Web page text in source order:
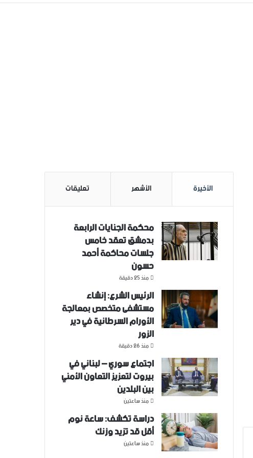
الأخيرة الأشهر تعليقات
محكمة الجنايات الرابعة
بدمشق تعقد خامس
جلسات محاكمة أحمد
حسون
منذ 25 دقيقة
الرئيس الشرع: إنشاء
‌‏مستشفى متخصص بمعالجة
الأورام السرطانية في دير
الزور
منذ 26 دقيقة
اجتماع سوري – لبناني في
بيروت لتعزيز التعاون ‏الأمني
‏بين البلدين
منذ ساعتين
دراسة تكشف: ساعة نوم
أقل قد تزيد وزنك
منذ ساعتين